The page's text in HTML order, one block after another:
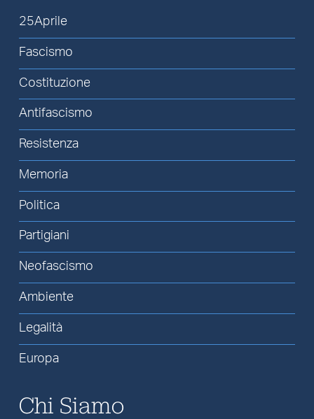
25Aprile
Fascismo
Costituzione
Antifascismo
Resistenza
Memoria
Politica
Partigiani
Neofascismo
Ambiente
Legalità
Europa
Chi Siamo